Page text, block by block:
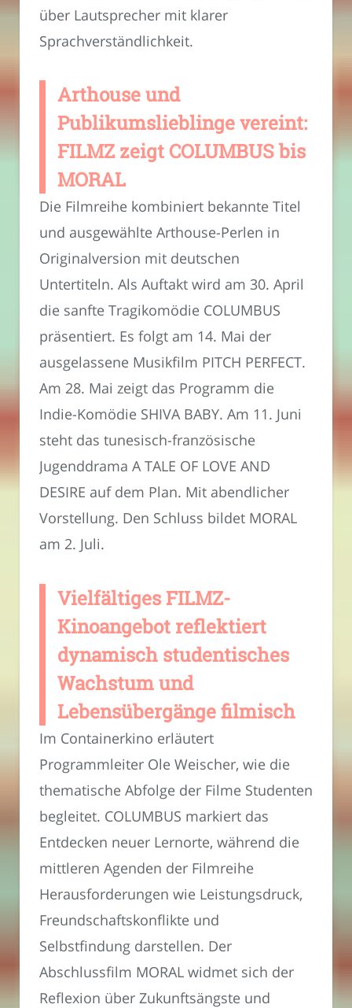
über Lautsprecher mit klarer
Sprachverständlichkeit.
Arthouse und
Publikumslieblinge vereint:
FILMZ zeigt COLUMBUS bis
MORAL
Die Filmreihe kombiniert bekannte Titel
und ausgewählte Arthouse-Perlen in
Originalversion mit deutschen
Untertiteln. Als Auftakt wird am 30. April
die sanfte Tragikomödie COLUMBUS
präsentiert. Es folgt am 14. Mai der
ausgelassene Musikfilm PITCH PERFECT.
Am 28. Mai zeigt das Programm die
Indie-Komödie SHIVA BABY. Am 11. Juni
steht das tunesisch-französische
Jugenddrama A TALE OF LOVE AND
DESIRE auf dem Plan. Mit abendlicher
Vorstellung. Den Schluss bildet MORAL
am 2. Juli.
Vielfältiges FILMZ-
Kinoangebot reflektiert
dynamisch studentisches
Wachstum und
Lebensübergänge filmisch
Im Containerkino erläutert
Programmleiter Ole Weischer, wie die
thematische Abfolge der Filme Studenten
begleitet. COLUMBUS markiert das
Entdecken neuer Lernorte, während die
mittleren Agenden der Filmreihe
Herausforderungen wie Leistungsdruck,
Freundschaftskonflikte und
Selbstfindung darstellen. Der
Abschlussfilm MORAL widmet sich der
Reflexion über Zukunftsängste und